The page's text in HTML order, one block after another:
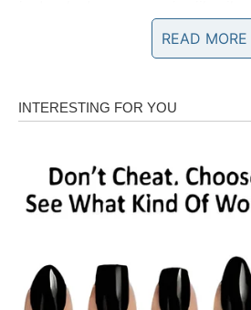
naznaka da će njihovo različito
predstavljati problem. Međutim, prvi
želio imati druženje na ručku sa
organizirati proslavu za svoje
Nastavio je dijeliti svoju priču,
tradicionalno vjenčanje s crkvenim
bila značajna žrtva s njegove
uigrani pa su odlučili iznajmiti
READ MORE